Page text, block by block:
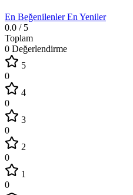
En BeğenilenlerEn Yeniler
0.0 / 5
Toplam
0 Değerlendirme
5
0
4
0
3
0
2
0
1
0